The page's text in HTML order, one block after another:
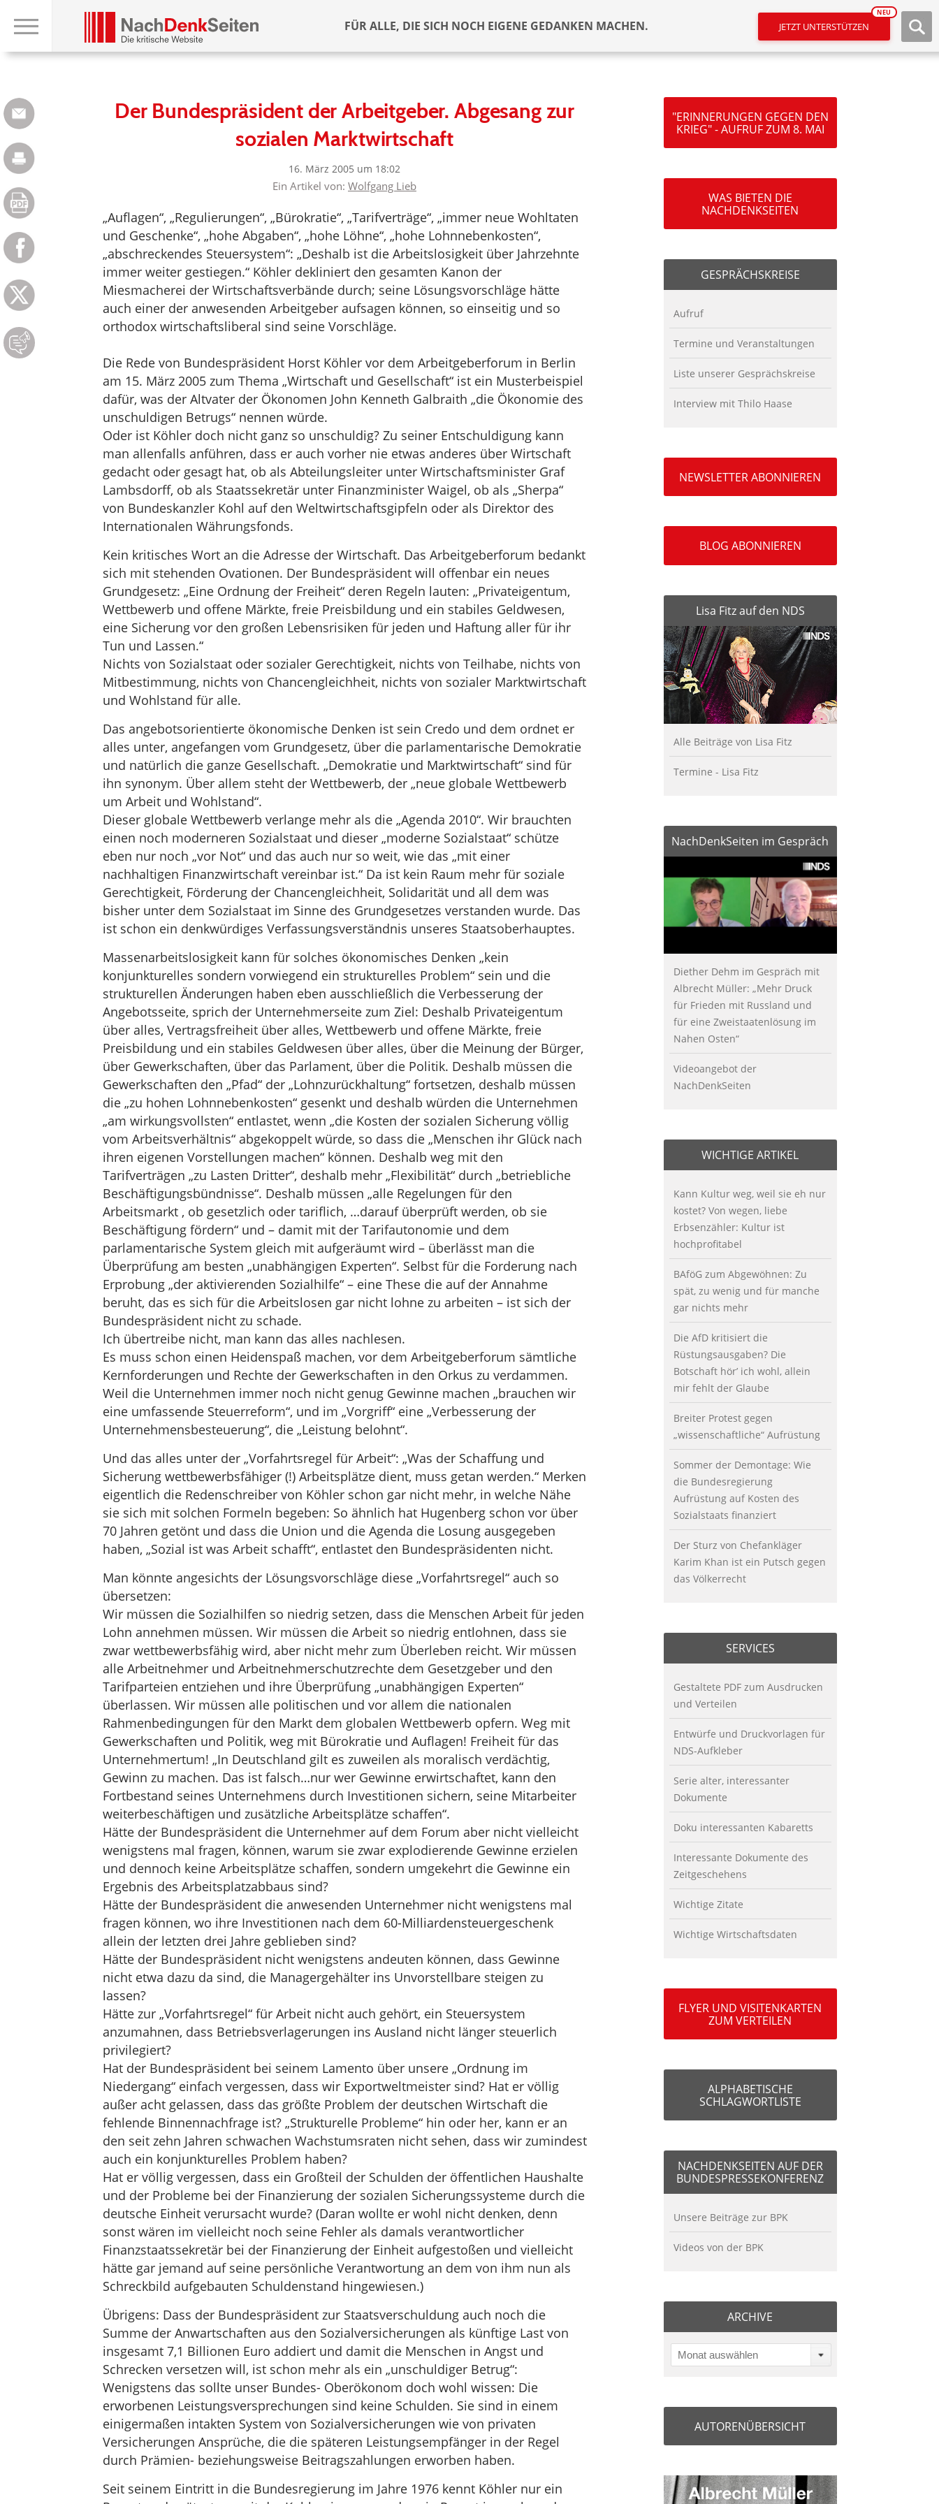
FÜR ALLE, DIE SICH NOCH EIGENE GEDANKEN MACHEN. JETZT UNTERSTÜTZEN
NEU
Der Bundespräsident der Arbeitgeber. Abgesang zur
sozialen Marktwirtschaft
16. März 2005 um 18:02
Ein Artikel von: Wolfgang Lieb
„Auflagen“, „Regulierungen“, „Bürokratie“, „Tarifverträge“, „immer neue Wohltaten
und Geschenke“, „hohe Abgaben“, „hohe Löhne“, „hohe Lohnnebenkosten“,
„abschreckendes Steuersystem“: „Deshalb ist die Arbeitslosigkeit über Jahrzehnte
immer weiter gestiegen.“ Köhler dekliniert den gesamten Kanon der
Miesmacherei der Wirtschaftsverbände durch; seine Lösungsvorschläge hätte
auch einer der anwesenden Arbeitgeber aufsagen können, so einseitig und so
orthodox wirtschaftsliberal sind seine Vorschläge.
Die Rede von Bundespräsident Horst Köhler vor dem Arbeitgeberforum in Berlin
am 15. März 2005 zum Thema „Wirtschaft und Gesellschaft“ ist ein Musterbeispiel
dafür, was der Altvater der Ökonomen John Kenneth Galbraith „die Ökonomie des
unschuldigen Betrugs“ nennen würde.
Oder ist Köhler doch nicht ganz so unschuldig? Zu seiner Entschuldigung kann
man allenfalls anführen, dass er auch vorher nie etwas anderes über Wirtschaft
gedacht oder gesagt hat, ob als Abteilungsleiter unter Wirtschaftsminister Graf
Lambsdorff, ob als Staatssekretär unter Finanzminister Waigel, ob als „Sherpa“
von Bundeskanzler Kohl auf den Weltwirtschaftsgipfeln oder als Direktor des
Internationalen Währungsfonds.
Kein kritisches Wort an die Adresse der Wirtschaft. Das Arbeitgeberforum bedankt
sich mit stehenden Ovationen. Der Bundespräsident will offenbar ein neues
Grundgesetz: „Eine Ordnung der Freiheit“ deren Regeln lauten: „Privateigentum,
Wettbewerb und offene Märkte, freie Preisbildung und ein stabiles Geldwesen,
eine Sicherung vor den großen Lebensrisiken für jeden und Haftung aller für ihr
Tun und Lassen.“
Nichts von Sozialstaat oder sozialer Gerechtigkeit, nichts von Teilhabe, nichts von
Mitbestimmung, nichts von Chancengleichheit, nichts von sozialer Marktwirtschaft
und Wohlstand für alle.
Das angebotsorientierte ökonomische Denken ist sein Credo und dem ordnet er
alles unter, angefangen vom Grundgesetz, über die parlamentarische Demokratie
und natürlich die ganze Gesellschaft. „Demokratie und Marktwirtschaft“ sind für
ihn synonym. Über allem steht der Wettbewerb, der „neue globale Wettbewerb
um Arbeit und Wohlstand“.
Dieser globale Wettbewerb verlange mehr als die „Agenda 2010“. Wir brauchten
einen noch moderneren Sozialstaat und dieser „moderne Sozialstaat“ schütze
eben nur noch „vor Not“ und das auch nur so weit, wie das „mit einer
nachhaltigen Finanzwirtschaft vereinbar ist.“ Da ist kein Raum mehr für soziale
Gerechtigkeit, Förderung der Chancengleichheit, Solidarität und all dem was
bisher unter dem Sozialstaat im Sinne des Grundgesetzes verstanden wurde. Das
ist schon ein denkwürdiges Verfassungsverständnis unseres Staatsoberhauptes.
Massenarbeitslosigkeit kann für solches ökonomisches Denken „kein
konjunkturelles sondern vorwiegend ein strukturelles Problem“ sein und die
strukturellen Änderungen haben eben ausschließlich die Verbesserung der
Angebotsseite, sprich der Unternehmerseite zum Ziel: Deshalb Privateigentum
über alles, Vertragsfreiheit über alles, Wettbewerb und offene Märkte, freie
Preisbildung und ein stabiles Geldwesen über alles, über die Meinung der Bürger,
über Gewerkschaften, über das Parlament, über die Politik. Deshalb müssen die
Gewerkschaften den „Pfad“ der „Lohnzurückhaltung“ fortsetzen, deshalb müssen
die „zu hohen Lohnnebenkosten“ gesenkt und deshalb würden die Unternehmen
„am wirkungsvollsten“ entlastet, wenn „die Kosten der sozialen Sicherung völlig
vom Arbeitsverhältnis“ abgekoppelt würde, so dass die „Menschen ihr Glück nach
ihren eigenen Vorstellungen machen“ können. Deshalb weg mit den
Tarifverträgen „zu Lasten Dritter“, deshalb mehr „Flexibilität“ durch „betriebliche
Beschäftigungsbündnisse“. Deshalb müssen „alle Regelungen für den
Arbeitsmarkt , ob gesetzlich oder tariflich, …darauf überprüft werden, ob sie
Beschäftigung fördern“ und – damit mit der Tarifautonomie und dem
parlamentarische System gleich mit aufgeräumt wird – überlässt man die
Überprüfung am besten „unabhängigen Experten“. Selbst für die Forderung nach
Erprobung „der aktivierenden Sozialhilfe“ – eine These die auf der Annahme
beruht, das es sich für die Arbeitslosen gar nicht lohne zu arbeiten – ist sich der
Bundespräsident nicht zu schade.
Ich übertreibe nicht, man kann das alles nachlesen.
Es muss schon einen Heidenspaß machen, vor dem Arbeitgeberforum sämtliche
Kernforderungen und Rechte der Gewerkschaften in den Orkus zu verdammen.
Weil die Unternehmen immer noch nicht genug Gewinne machen „brauchen wir
eine umfassende Steuerreform“, und im „Vorgriff“ eine „Verbesserung der
Unternehmensbesteuerung“, die „Leistung belohnt“.
Und das alles unter der „Vorfahrtsregel für Arbeit“: „Was der Schaffung und
Sicherung wettbewerbsfähiger (!) Arbeitsplätze dient, muss getan werden.“ Merken
eigentlich die Redenschreiber von Köhler schon gar nicht mehr, in welche Nähe
sie sich mit solchen Formeln begeben: So ähnlich hat Hugenberg schon vor über
70 Jahren getönt und dass die Union und die Agenda die Losung ausgegeben
haben, „Sozial ist was Arbeit schafft“, entlastet den Bundespräsidenten nicht.
Man könnte angesichts der Lösungsvorschläge diese „Vorfahrtsregel“ auch so
übersetzen:
Wir müssen die Sozialhilfen so niedrig setzen, dass die Menschen Arbeit für jeden
Lohn annehmen müssen. Wir müssen die Arbeit so niedrig entlohnen, dass sie
zwar wettbewerbsfähig wird, aber nicht mehr zum Überleben reicht. Wir müssen
alle Arbeitnehmer und Arbeitnehmerschutzrechte dem Gesetzgeber und den
Tarifparteien entziehen und ihre Überprüfung „unabhängigen Experten“
überlassen. Wir müssen alle politischen und vor allem die nationalen
Rahmenbedingungen für den Markt dem globalen Wettbewerb opfern. Weg mit
Gewerkschaften und Politik, weg mit Bürokratie und Auflagen! Freiheit für das
Unternehmertum! „In Deutschland gilt es zuweilen als moralisch verdächtig,
Gewinn zu machen. Das ist falsch…nur wer Gewinne erwirtschaftet, kann den
Fortbestand seines Unternehmens durch Investitionen sichern, seine Mitarbeiter
weiterbeschäftigen und zusätzliche Arbeitsplätze schaffen“.
Hätte der Bundespräsident die Unternehmer auf dem Forum aber nicht vielleicht
wenigstens mal fragen, können, warum sie zwar explodierende Gewinne erzielen
und dennoch keine Arbeitsplätze schaffen, sondern umgekehrt die Gewinne ein
Ergebnis des Arbeitsplatzabbaus sind?
Hätte der Bundespräsident die anwesenden Unternehmer nicht wenigstens mal
fragen können, wo ihre Investitionen nach dem 60-Milliardensteuergeschenk
allein der letzten drei Jahre geblieben sind?
Hätte der Bundespräsident nicht wenigstens andeuten können, dass Gewinne
nicht etwa dazu da sind, die Managergehälter ins Unvorstellbare steigen zu
lassen?
Hätte zur „Vorfahrtsregel“ für Arbeit nicht auch gehört, ein Steuersystem
anzumahnen, dass Betriebsverlagerungen ins Ausland nicht länger steuerlich
privilegiert?
Hat der Bundespräsident bei seinem Lamento über unsere „Ordnung im
Niedergang“ einfach vergessen, dass wir Exportweltmeister sind? Hat er völlig
außer acht gelassen, dass das größte Problem der deutschen Wirtschaft die
fehlende Binnennachfrage ist? „Strukturelle Probleme“ hin oder her, kann er an
den seit zehn Jahren schwachen Wachstumsraten nicht sehen, dass wir zumindest
auch ein konjunkturelles Problem haben?
Hat er völlig vergessen, dass ein Großteil der Schulden der öffentlichen Haushalte
und der Probleme bei der Finanzierung der sozialen Sicherungssysteme durch die
deutsche Einheit verursacht wurde? (Daran wollte er wohl nicht denken, denn
sonst wären im vielleicht noch seine Fehler als damals verantwortlicher
Finanzstaatssekretär bei der Finanzierung der Einheit aufgestoßen und vielleicht
hätte gar jemand auf seine persönliche Verantwortung an dem von ihm nun als
Schreckbild aufgebauten Schuldenstand hingewiesen.)
Übrigens: Dass der Bundespräsident zur Staatsverschuldung auch noch die
Summe der Anwartschaften aus den Sozialversicherungen als künftige Last von
insgesamt 7,1 Billionen Euro addiert und damit die Menschen in Angst und
Schrecken versetzen will, ist schon mehr als ein „unschuldiger Betrug“:
Wenigstens das sollte unser Bundes- Oberökonom doch wohl wissen: Die
erworbenen Leistungsversprechungen sind keine Schulden. Sie sind in einem
einigermaßen intakten System von Sozialversicherungen wie von privaten
Versicherungen Ansprüche, die die späteren Leistungsempfänger in der Regel
durch Prämien- beziehungsweise Beitragszahlungen erworben haben.
Seit seinem Eintritt in die Bundesregierung im Jahre 1976 kennt Köhler nur ein
"ERINNERUNGEN GEGEN DEN
KRIEG" - AUFRUF ZUM 8. MAI
WAS BIETEN DIE
NACHDENKSEITEN
GESPRÄCHSKREISE
Aufruf
Termine und Veranstaltungen
Liste unserer Gesprächskreise
Interview mit Thilo Haase
NEWSLETTER ABONNIEREN
BLOG ABONNIEREN
Lisa Fitz auf den NDS
Alle Beiträge von Lisa Fitz
Termine - Lisa Fitz
NachDenkSeiten im Gespräch
Diether Dehm im Gespräch mit
Albrecht Müller: „Mehr Druck
für Frieden mit Russland und
für eine Zweistaatenlösung im
Nahen Osten“
Videoangebot der
NachDenkSeiten
WICHTIGE ARTIKEL
Kann Kultur weg, weil sie eh nur
kostet? Von wegen, liebe
Erbsenzähler: Kultur ist
hochprofitabel
BAföG zum Abgewöhnen: Zu
spät, zu wenig und für manche
gar nichts mehr
Die AfD kritisiert die
Rüstungsausgaben? Die
Botschaft hör’ ich wohl, allein
mir fehlt der Glaube
Breiter Protest gegen
„wissenschaftliche“ Aufrüstung
Sommer der Demontage: Wie
die Bundesregierung
Aufrüstung auf Kosten des
Sozialstaats finanziert
Der Sturz von Chefankläger
Karim Khan ist ein Putsch gegen
das Völkerrecht
SERVICES
Gestaltete PDF zum Ausdrucken
und Verteilen
Entwürfe und Druckvorlagen für
NDS-Aufkleber
Serie alter, interessanter
Dokumente
Doku interessanten Kabaretts
Interessante Dokumente des
Zeitgeschehens
Wichtige Zitate
Wichtige Wirtschaftsdaten
FLYER UND VISITENKARTEN
ZUM VERTEILEN
ALPHABETISCHE
SCHLAGWORTLISTE
NACHDENKSEITEN AUF DER
BUNDESPRESSEKONFERENZ
Unsere Beiträge zur BPK
Videos von der BPK
ARCHIVE
Monat auswählen
AUTORENÜBERSICHT